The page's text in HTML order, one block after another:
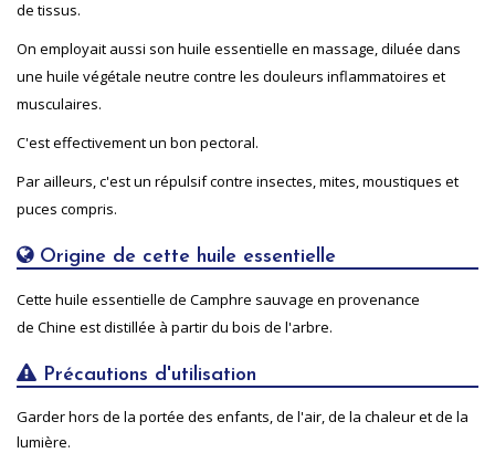
de tissus.
On employait aussi son huile essentielle en massage, diluée dans
une huile végétale neutre contre les douleurs inflammatoires et
musculaires.
C'est effectivement un bon pectoral.
Par ailleurs, c'est un répulsif contre insectes, mites, moustiques et
puces compris.
Origine de cette huile essentielle
Cette huile essentielle de Camphre sauvage en provenance
de Chine est distillée à partir du bois de l'arbre.
Précautions d'utilisation
Garder hors de la portée des enfants, de l'air, de la chaleur et de la
lumière.